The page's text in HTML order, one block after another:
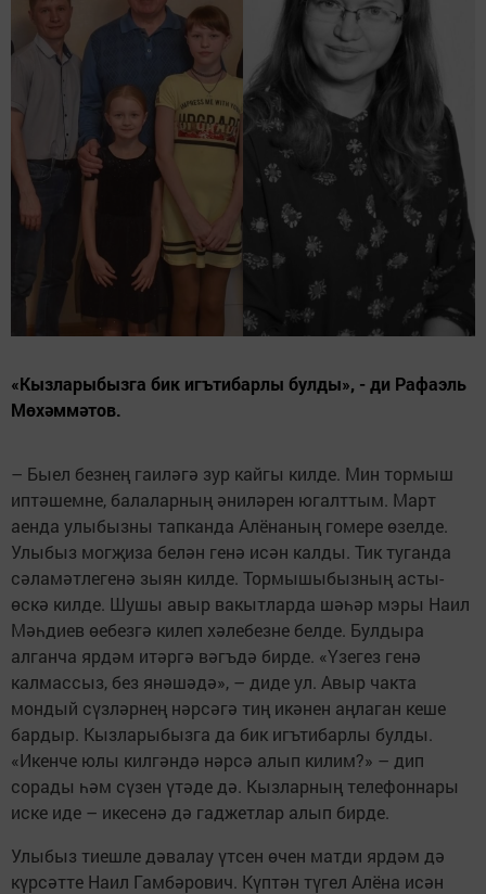
«Кызларыбызга бик игътибарлы булды», - ди Рафаэль
Мөхәммәтов.
– Быел безнең гаиләгә зур кайгы килде. Мин тормыш
иптәшемне, балаларның әниләрен югалттым. Март
аенда улыбызны тапканда Алёнаның гомере өзелде.
Улыбыз могҗиза белән генә исән калды. Тик туганда
сәламәтлегенә зыян килде. Тормышыбызның асты-
өскә килде. Шушы авыр вакытларда шәһәр мэры Наил
Мәһдиев өебезгә килеп хәлебезне белде. Булдыра
алганча ярдәм итәргә вәгъдә бирде. «Үзегез генә
калмассыз, без янәшәдә», – диде ул. Авыр чакта
мондый сүзләрнең нәрсәгә тиң икәнен аңлаган кеше
бардыр. Кызларыбызга да бик игътибарлы булды.
«Икенче юлы килгәндә нәрсә алып килим?» – дип
сорады һәм сүзен үтәде дә. Кызларның телефоннары
иске иде – икесенә дә гаджетлар алып бирде.
Улыбыз тиешле дәвалау үтсен өчен матди ярдәм дә
күрсәтте Наил Гамбәрович. Күптән түгел Алёна исән